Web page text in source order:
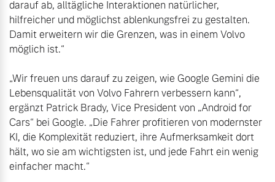
darauf ab, alltägliche Interaktionen natürlicher,
hilfreicher und möglichst ablenkungsfrei zu gestalten.
Damit erweitern wir die Grenzen, was in einem Volvo
möglich ist.“
„Wir freuen uns darauf zu zeigen, wie Google Gemini die
Lebensqualität von Volvo Fahrern verbessern kann“,
ergänzt Patrick Brady, Vice President von „Android for
Cars“ bei Google. „Die Fahrer profitieren von modernster
KI, die Komplexität reduziert, ihre Aufmerksamkeit dort
hält, wo sie am wichtigsten ist, und jede Fahrt ein wenig
einfacher macht.“